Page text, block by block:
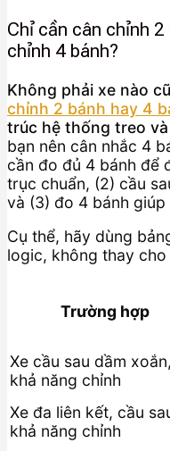
Chỉ cần cân chỉnh
chỉnh 4 bánh?
Không phải xe nào
chỉnh 2 bánh hay 4
trúc hệ thống treo
bạn nên cân nhắc 4
cần đo đủ 4 bánh để
trục chuẩn, (2) cầu
và (3) đo 4 bánh
Cụ thể, hãy dùng
logic, không thay
Trường hợp
Xe cầu sau dầm
khả năng chỉnh
Xe đa liên kết, cầu
khả năng chỉnh